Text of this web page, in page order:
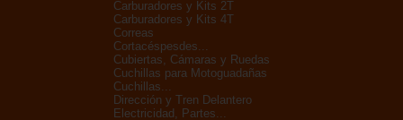
Carburadores y Kits 2T
Carburadores y Kits 4T
Correas
Cortacéspesdes...
Cubiertas, Cámaras y Ruedas
Cuchillas para Motoguadañas
Cuchillas...
Dirección y Tren Delantero
Electricidad, Partes...